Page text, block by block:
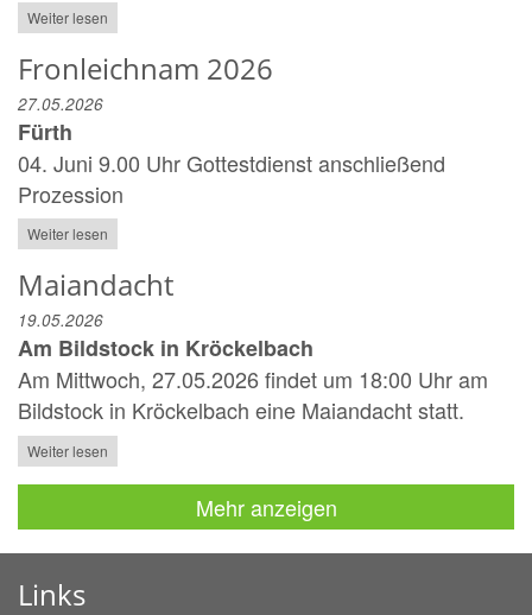
Weiter lesen
Fronleichnam 2026
27.05.2026
Fürth
04. Juni 9.00 Uhr Gottestdienst anschließend
Prozession
Weiter lesen
Maiandacht
19.05.2026
Am Bildstock in Kröckelbach
Am Mittwoch, 27.05.2026 findet um 18:00 Uhr am
Bildstock in Kröckelbach eine Maiandacht statt.
Weiter lesen
Mehr anzeigen
Links